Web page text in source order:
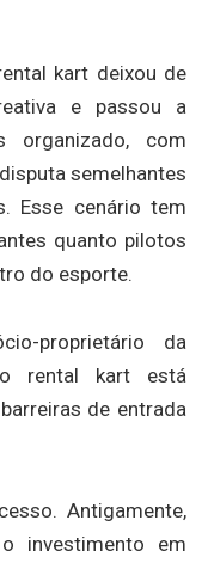
kart deixou de
e passou a
organizado, com
semelhantes
Esse cenário tem
quanto pilotos
do esporte.
proprietário da
rental kart está
de entrada
Antigamente,
investimento em